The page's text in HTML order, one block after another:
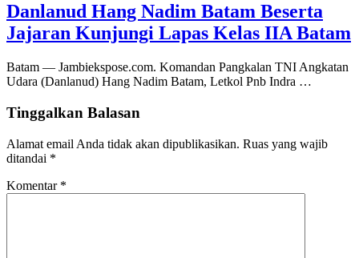
Danlanud Hang Nadim Batam Beserta
Jajaran Kunjungi Lapas Kelas IIA Batam
Batam — Jambiekspose.com. Komandan Pangkalan TNI Angkatan
Udara (Danlanud) Hang Nadim Batam, Letkol Pnb Indra …
Tinggalkan Balasan
Alamat email Anda tidak akan dipublikasikan. Ruas yang wajib
ditandai *
Komentar *